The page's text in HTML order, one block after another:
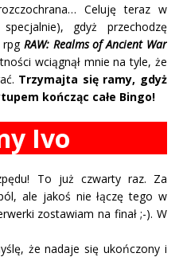
Celuję teraz w
gdyż przechodzę
rpg RAW: Realms of Ancient War
wciągnął mnie na tyle, że
Trzymajta się ramy, gdyż
kończąc całe Bingo!
Ivo
To już czwarty raz. Za
ale jakoś nie łączę tego w
zostawiam na finał ;-). W
że nadaje się ukończony i